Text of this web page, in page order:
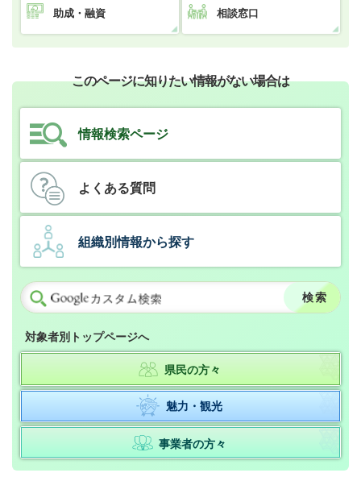
助成・融資 相談窓口
このページに知りたい情報がない場合は
情報検索ページ
よくある質問
組織別情報から探す
対象者別トップページへ
県民の方々
魅力・観光
事業者の方々